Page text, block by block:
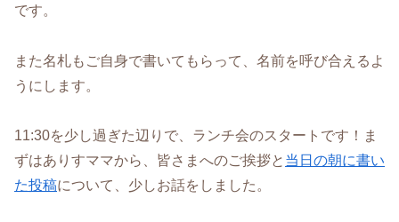
です。
また名札もご自身で書いてもらって、名前を呼び合えるよ
うにします。
11:30を少し過ぎた辺りで、ランチ会のスタートです！ま
ずはありすママから、皆さまへのご挨拶と 当日の朝に書い
た投稿について、少しお話をしました。